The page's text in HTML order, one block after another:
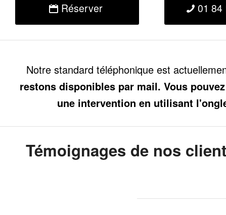
Réserver 01 84
Notre standard téléphonique est
restons disponibles par mail. Vous
une intervention en utilisant
Témoignages de nos